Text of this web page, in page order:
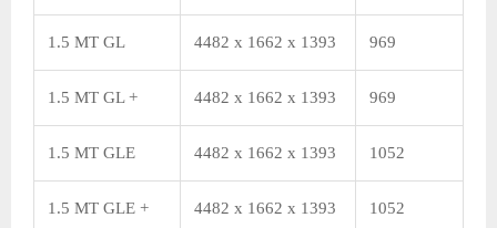
1.5 MT GL 4482 x 1662 x 1393 969
1.5 MT GL + 4482 x 1662 x 1393 969
1.5 MT GLE 4482 x 1662 x 1393 1052
1.5 MT GLE + 4482 x 1662 x 1393 1052